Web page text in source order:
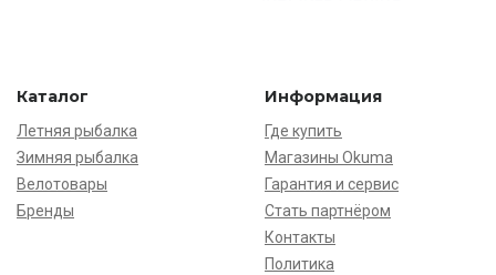
Каталог
Летняя рыбалка
Зимняя рыбалка
Велотовары
Бренды
Информация
Где купить
Магазины Okuma
Гарантия и сервис
Стать партнёром
Контакты
Политика